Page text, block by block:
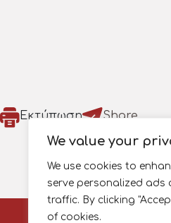
We value your
We use cookies to
serve personalized
traffic. By clicking
of cookies.
Εκτύπωση Share